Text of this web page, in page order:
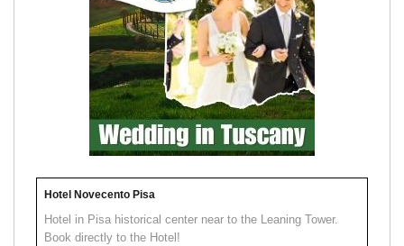
Hotel Novecento Pisa
Hotel in Pisa historical center near to the Leaning Tower.
Book directly to the Hotel!